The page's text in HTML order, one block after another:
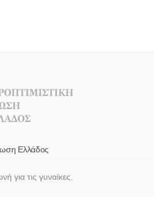
Ελλάδος
για τις γυναίκες.